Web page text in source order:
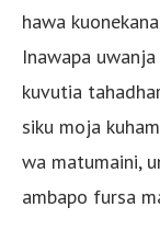
hawa
Inawapa
kuvutia
siku moja
wa matumaini,
ambapo fursa